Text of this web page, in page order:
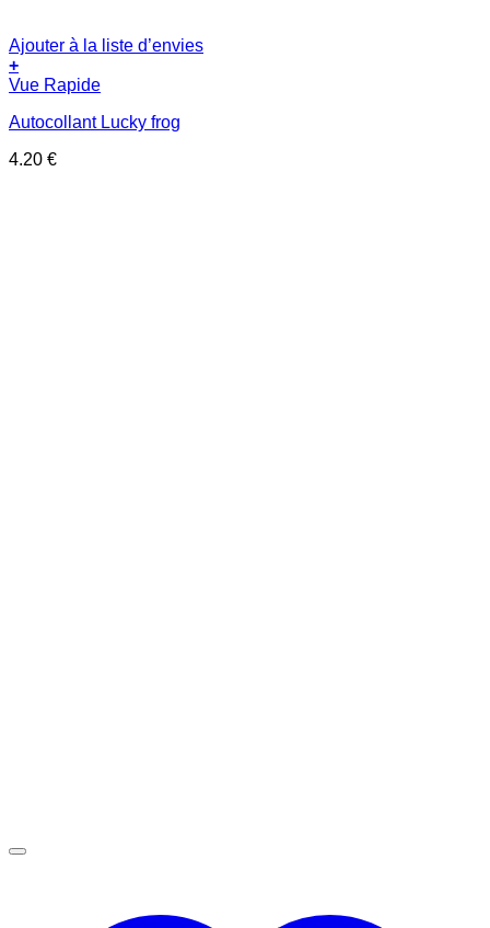
Ajouter à la liste d’envies
+
Vue Rapide
Autocollant Lucky frog
4.20 €